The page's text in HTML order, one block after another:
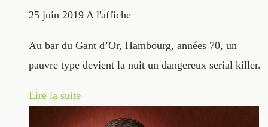
25 juin 2019 A l'affiche
Au bar du Gant d’Or, Hambourg, années 70, un
pauvre type devient la nuit un dangereux serial killer.
Lire la suite